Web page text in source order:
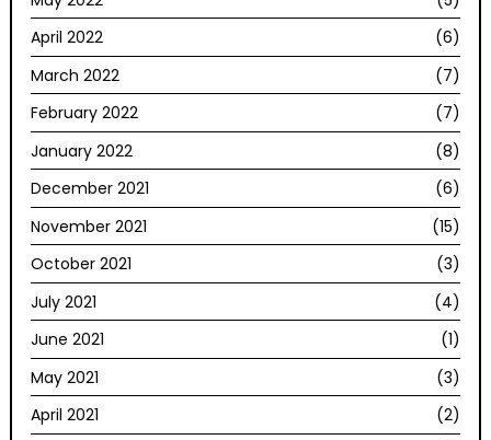
April 2022
(6)
March 2022
(7)
February 2022
(7)
January 2022
(8)
December 2021
(6)
November 2021
(15)
October 2021
(3)
July 2021
(4)
June 2021
(1)
May 2021
(3)
April 2021
(2)